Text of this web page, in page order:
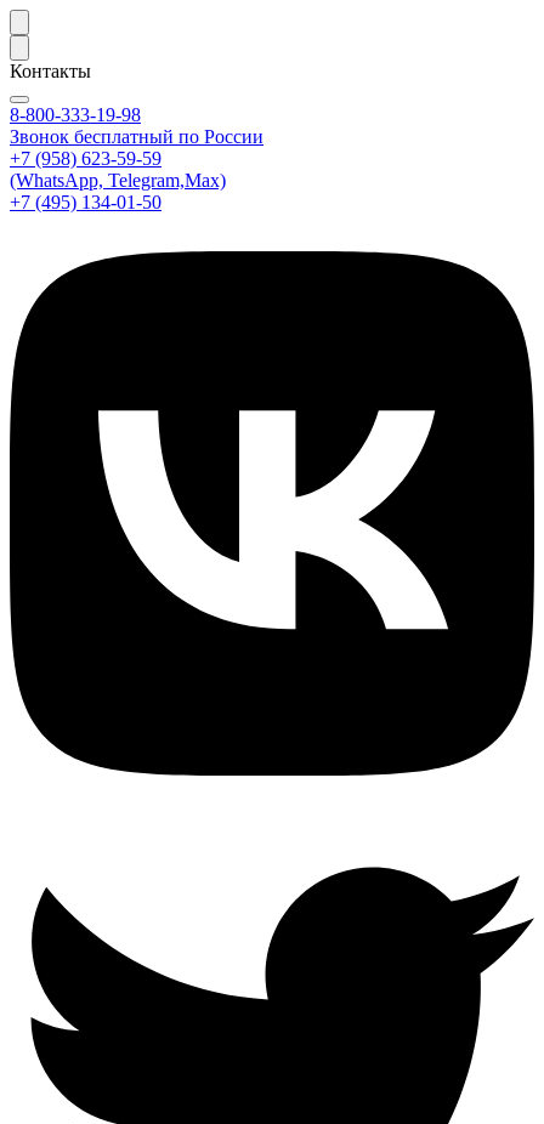
Контакты
8-800-333-19-98
Звонок бесплатный по России
+7 (958) 623-59-59
(WhatsApp, Telegram,Max)
+7 (495) 134-01-50